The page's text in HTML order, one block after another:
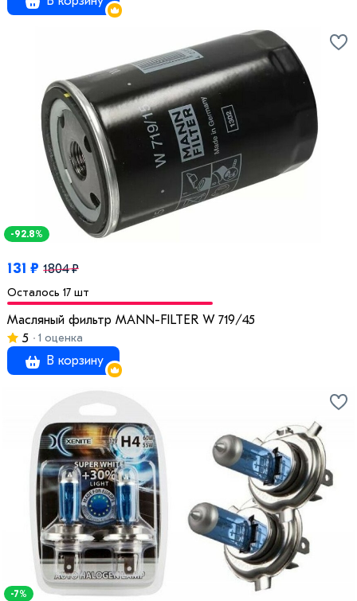
-92.8%
131 ₽ 1804 ₽
Осталось 17 шт
Масляный фильтр MANN-FILTER W 719/45
5
1 оценка
В корзину
-7%